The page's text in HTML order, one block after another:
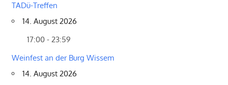
TADü-Treffen
14. August 2026
17:00 - 23:59
Weinfest an der Burg Wissem
14. August 2026